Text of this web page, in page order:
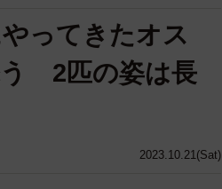
2023.10.21(Sat)
ってきたオス
2匹の姿は長